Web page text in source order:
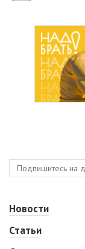
Новости
Статьи